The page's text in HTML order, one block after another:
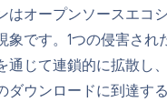
はオープンソースエコ
象です。1つの侵害され
通じて連鎖的に拡散し
ダウンロードに到達す